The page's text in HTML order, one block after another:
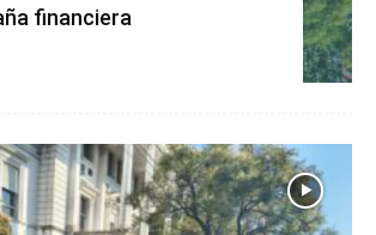
financiera